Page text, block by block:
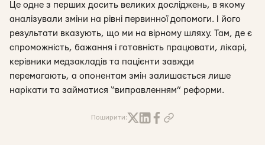
Це одне з перших досить великих досліджень, в якому
аналізували зміни на рівні первинної допомоги. І його
результати вказують, що ми на вірному шляху. Там, де є
спроможність, бажання і готовність працювати, лікарі,
керівники медзакладів та пацієнти завжди
перемагають, а опонентам змін залишається лише
нарікати та займатися “виправленням” реформи.
Поширити: